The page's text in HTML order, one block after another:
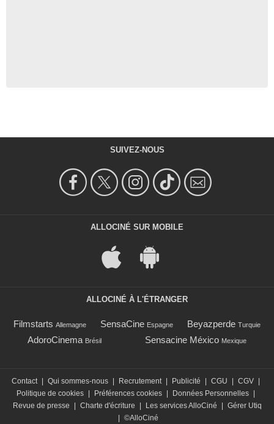
SUIVEZ-NOUS
ALLOCINÉ SUR MOBILE
ALLOCINÉ À L'ÉTRANGER
Filmstarts Allemagne SensaCine Espagne Beyazperde Turquie
AdoroCinema Brésil Sensacine México Mexique
Contact Qui sommes-nous Recrutement Publicité CGU CGV
Politique de cookies
Préférences cookies Données Personnelles
Revue de presse
Charte d'écriture Les services AlloCiné
Gérer Utiq
©AlloCiné